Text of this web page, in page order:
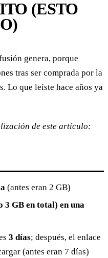
(ESTO
genera, porque
tras ser comprada por la
Lo que leíste hace años ya
de este artículo:
(antes eran 2 GB)
3 GB en total) en una
3 días; después, el enlace
(antes eran 7 días)